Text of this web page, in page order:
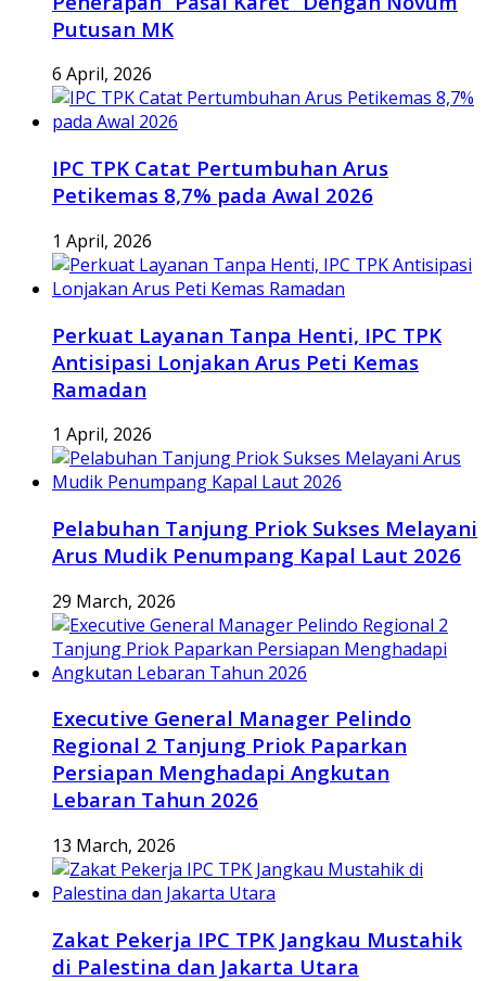
Putusan MK
6 April, 2026
IPC TPK Catat Pertumbuhan Arus
Petikemas 8,7% pada Awal 2026
1 April, 2026
Perkuat Layanan Tanpa Henti, IPC TPK
Antisipasi Lonjakan Arus Peti Kemas
Ramadan
1 April, 2026
Pelabuhan Tanjung Priok Sukses Melayani
Arus Mudik Penumpang Kapal Laut 2026
29 March, 2026
Executive General Manager Pelindo
Regional 2 Tanjung Priok Paparkan
Persiapan Menghadapi Angkutan
Lebaran Tahun 2026
13 March, 2026
Zakat Pekerja IPC TPK Jangkau Mustahik
di Palestina dan Jakarta Utara